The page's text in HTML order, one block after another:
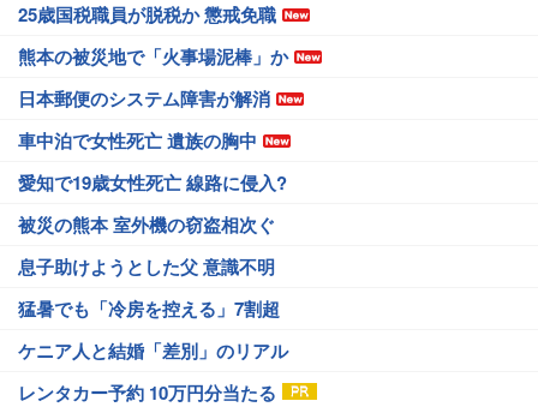
25歳国税職員が脱税か 懲戒免職
熊本の被災地で「火事場泥棒」か
日本郵便のシステム障害が解消
車中泊で女性死亡 遺族の胸中
愛知で19歳女性死亡 線路に侵入?
被災の熊本 室外機の窃盗相次ぐ
息子助けようとした父 意識不明
猛暑でも「冷房を控える」7割超
ケニア人と結婚「差別」のリアル
レンタカー予約 10万円分当たる